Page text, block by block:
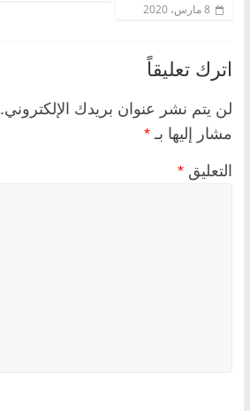
8 مارس، 2020
اترك تعليقاً
لن يتم نشر عنوان بريدك الإلكتروني.
مشار إليها بـ *
التعليق *